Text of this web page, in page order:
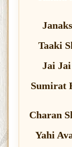
Taaki
Jai
Sumirat
Charan
Yahi